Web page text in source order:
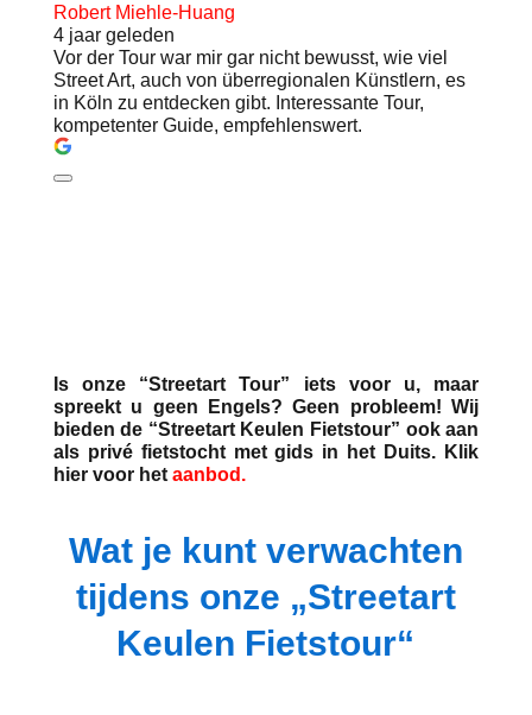
Robert Miehle-Huang
4 jaar geleden
Vor der Tour war mir gar nicht bewusst, wie viel
Street Art, auch von überregionalen Künstlern, es
in Köln zu entdecken gibt. Interessante Tour,
kompetenter Guide, empfehlenswert.
Is onze “Streetart Tour” iets voor u, maar
spreekt u geen Engels? Geen probleem! Wij
bieden de “Streetart Keulen Fietstour” ook aan
als privé fietstocht met gids in het Duits. Klik
hier voor hetaanbod.
Wat je kunt verwachten
tijdens onze „Streetart
Keulen Fietstour“